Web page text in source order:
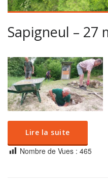
Sapigneul – 27
Lire la suite
Nombre de Vues : 465